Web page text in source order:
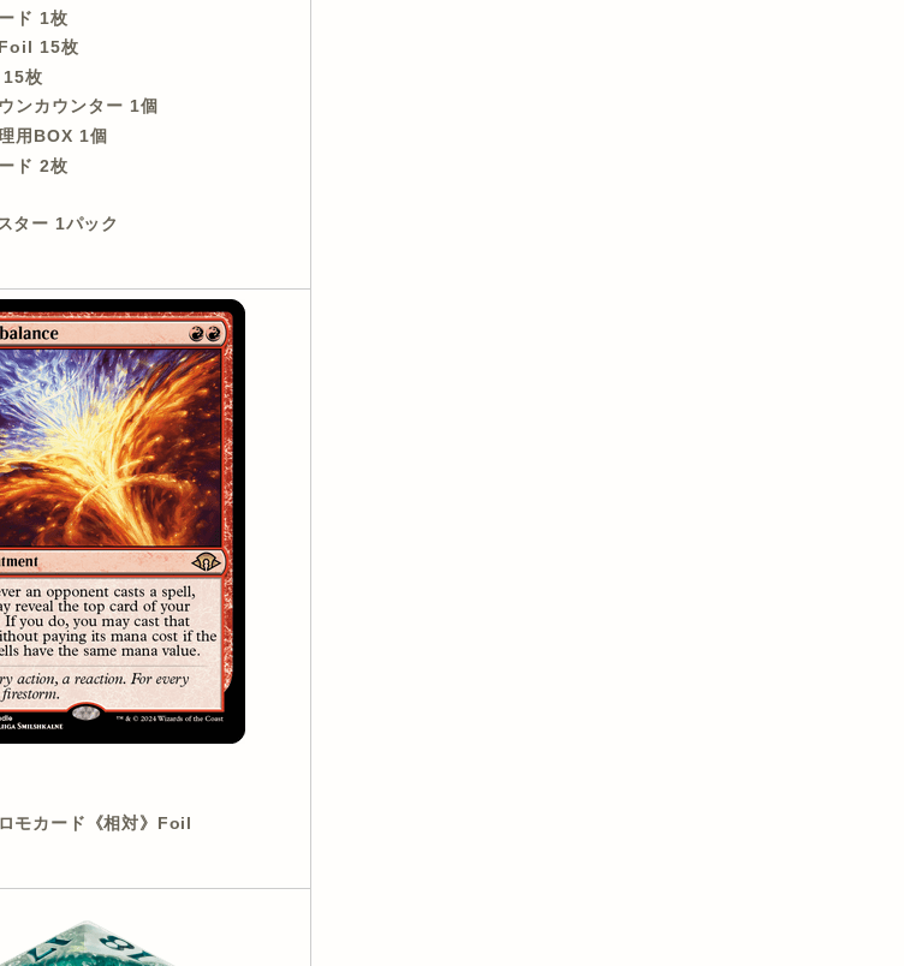
ド 1枚
15枚
枚
ンカウンター 1個
用BOX 1個
ド 2枚
ター 1パック
モカード《相対》Foil